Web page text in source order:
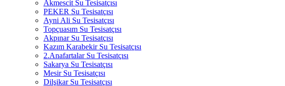
Akmescit Su Tesisatçısı
PEKER Su Tesisatçısı
Ayni Ali Su Tesisatçısı
Topçuasım Su Tesisatçısı
Akpınar Su Tesisatçısı
Kazım Karabekir Su Tesisatçısı
2.Anafartalar Su Tesisatçısı
Sakarya Su Tesisatçısı
Mesir Su Tesisatçısı
Dilşikar Su Tesisatçısı